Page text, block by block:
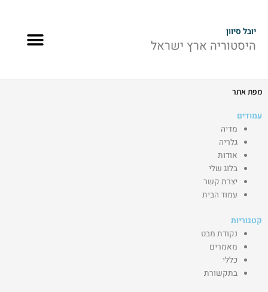
יובל סיוון
היסטוריה ארץ ישראל
מפת אתר
עמודים
מדיה
גלריה
אודות
בלוג שלי
יצרת קשר
עמוד הבית
קטגוריות
נקודת מבט
מאמרים
כללי
בתקשורת